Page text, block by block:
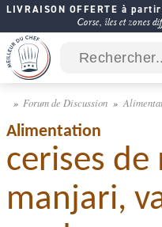
LIVRAISON OFFERTE à
Corse, îles et zones
Forum de Discussion
Alimentation
cerises
manjari,